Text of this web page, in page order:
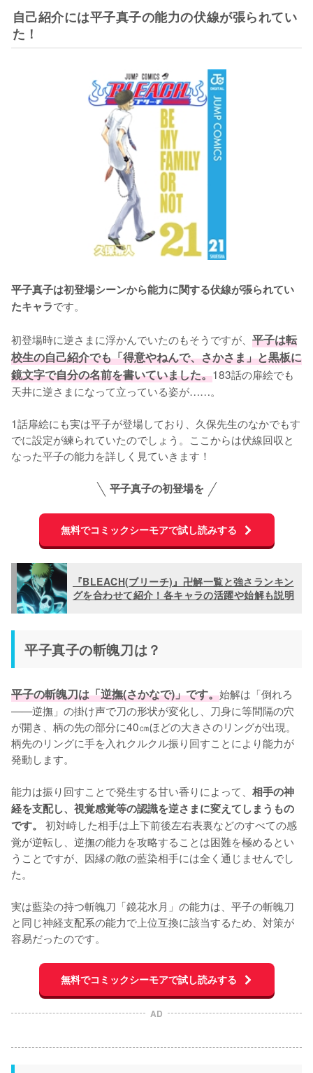
自己紹介には平子真子の能力の伏線が張られてい
た！
平子真子は初登場シーンから能力に関する伏線が張られてい
たキャラです。
初登場時に逆さまに浮かんでいたのもそうですが、 平子は転
校生の自己紹介でも「得意やねんで、さかさま」と黒板に
鏡文字で自分の名前を書いていました。183話の扉絵でも
天井に逆さまになって立っている姿が……。
1話扉絵にも実は平子が登場しており、久保先生のなかでもす
でに設定が練られていたのでしょう。ここからは伏線回収と
なった平子の能力を詳しく見ていきます！
平子真子の初登場を
無料でコミックシーモアで試し読みする
『BLEACH(ブリーチ)』卍解一覧と強さランキン
グを合わせて紹介！各キャラの活躍や始解も説明
平子真子の斬魄刀は？
平子の斬魄刀は「逆撫(さかなで)」です。始解は「倒れろ
——逆撫」の掛け声で刀の形状が変化し、刀身に等間隔の穴
が開き、柄の先の部分に40㎝ほどの大きさのリングが出現。
柄先のリングに手を入れクルクル振り回すことにより能力が
発動します。
能力は振り回すことで発生する甘い香りによって、 相手の神
経を支配し、視覚感覚等の認識を逆さまに変えてしまうもの
です。 初対峙した相手は上下前後左右表裏などのすべての感
覚が逆転し、逆撫の能力を攻略することは困難を極めるとい
うことですが、因縁の敵の藍染相手には全く通じませんでし
た。
実は藍染の持つ斬魄刀「鏡花水月」の能力は、平子の斬魄刀
と同じ神経支配系の能力で上位互換に該当するため、対策が
容易だったのです。
無料でコミックシーモアで試し読みする
AD